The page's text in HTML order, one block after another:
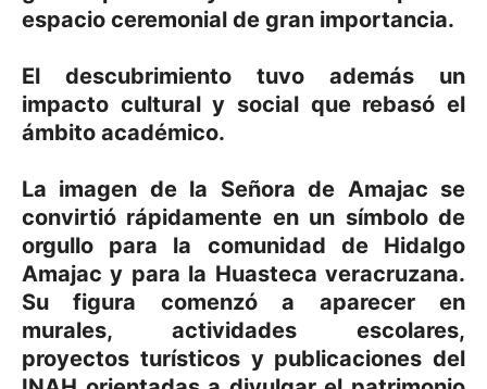
espacio ceremonial de gran importancia.
El descubrimiento tuvo además un
impacto cultural y social que rebasó el
ámbito académico.
La imagen de la Señora de Amajac se
convirtió rápidamente en un símbolo de
orgullo para la comunidad de Hidalgo
Amajac y para la Huasteca veracruzana.
Su figura comenzó a aparecer en
murales, actividades escolares,
proyectos turísticos y publicaciones del